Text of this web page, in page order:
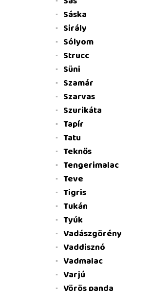
Sáska
Sirály
Sólyom
Strucc
Süni
Szamár
Szarvas
Szurikáta
Tapír
Tatu
Teknős
Tengerimalac
Teve
Tigris
Tukán
Tyúk
Vadászgörény
Vaddisznó
Vadmalac
Varjú